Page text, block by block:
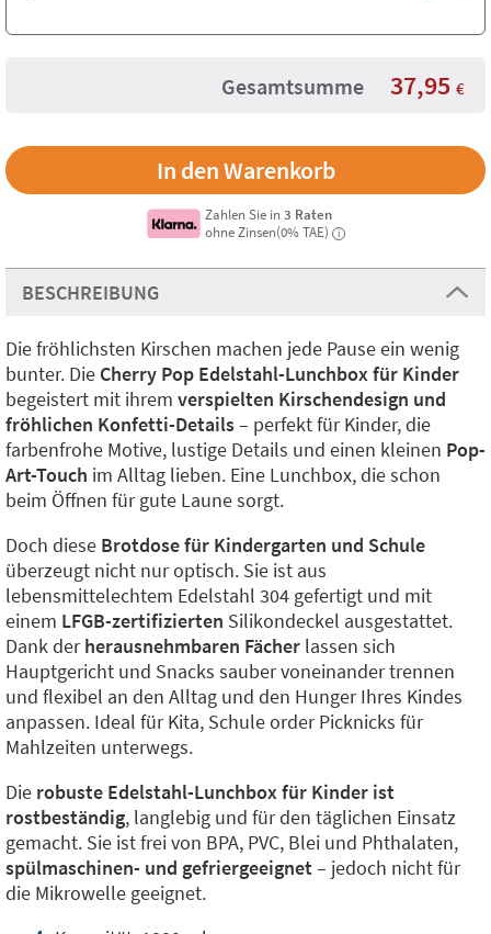
Gesamtsumme 37,95 €
Zahlen Sie in3 Raten
ohne Zinsen(0% TAE)
i
BESCHREIBUNG
Die fröhlichsten Kirschen machen jede Pause ein wenig
bunter. Die Cherry Pop Edelstahl-Lunchbox für Kinder
begeistert mit ihrem verspielten Kirschendesign und
fröhlichen Konfetti-Details– perfekt für Kinder, die
farbenfrohe Motive, lustige Details und einen kleinen Pop-
Art-Touch im Alltag lieben. Eine Lunchbox, die schon
beim Öffnen für gute Laune sorgt.
Doch diese Brotdose für Kindergarten und Schule
überzeugt nicht nur optisch. Sie ist aus
lebensmittelechtem Edelstahl 304 gefertigt und mit
einem LFGB-zertifizierten Silikondeckel ausgestattet.
Dank derherausnehmbaren Fächer lassen sich
Hauptgericht und Snacks sauber voneinander trennen
und flexibel an den Alltag und den Hunger Ihres Kindes
anpassen. Ideal für Kita, Schule order Picknicks für
Mahlzeiten unterwegs.
Die robuste Edelstahl-Lunchbox für Kinder ist
rostbeständig, langlebig und für den täglichen Einsatz
gemacht. Sie ist frei von BPA, PVC, Blei und Phthalaten,
spülmaschinen- und gefriergeeignet– jedoch nicht für
die Mikrowelle geeignet.